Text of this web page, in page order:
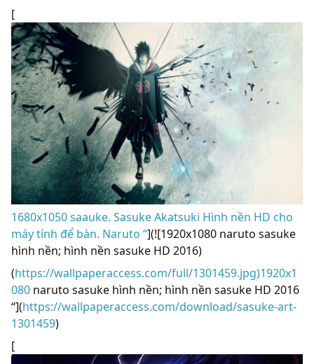
[
1680x1050 saauke. Sasuke Akatsuki Hình nền HD cho
máy tính để bàn. Naruto “](![1920x1080 naruto sasuke
hình nền; hình nền sasuke HD 2016)
(https://wallpaperaccess.com/full/1301459.jpg)1920x1
080 naruto sasuke hình nền; hình nền sasuke HD 2016
“](https://wallpaperaccess.com/download/sasuke-art-
1301459)
[